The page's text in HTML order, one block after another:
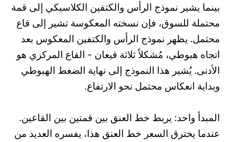
بينما يشير نموذج الرأس والكتفين الكلاسيكي إلى قمة
محتملة للسوق، فإن نسخته المعكوسة تشير إلى قاع
محتمل. يظهر نموذج الرأس والكتفين المعكوس بعد
اتجاه هبوطي، مُشكلاً ثلاثة قيعان - القاع المركزي هو
الأدنى. يُشير هذا النموذج إلى نهاية الضغط الهبوطي
وبداية انعكاس محتمل نحو الارتفاع.
المبدأ واحد: يربط خط العنق بين قمتين بين القاعين.
عندما يخترق السعر خط العنق هذا، يفسره العديد من